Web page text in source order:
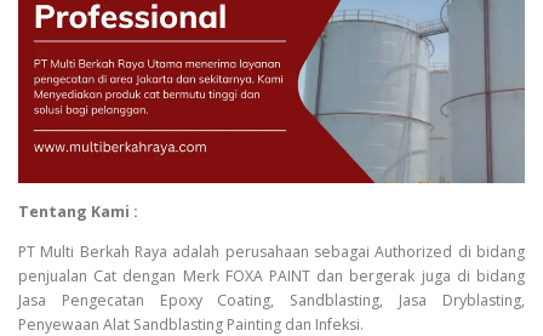
Tentang Kami :
PT Multi Berkah Raya adalah perusahaan sebagai Authorized di bidang
penjualan Cat dengan Merk FOXA PAINT dan bergerak juga di bidang
Jasa Pengecatan Epoxy Coating, Sandblasting, Jasa Dryblasting,
Penyewaan Alat Sandblasting Painting dan Infeksi.